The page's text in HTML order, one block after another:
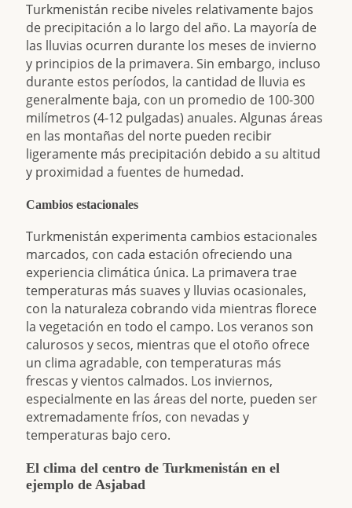
Turkmenistán recibe niveles relativamente bajos
de precipitación a lo largo del año. La mayoría de
las lluvias ocurren durante los meses de invierno
y principios de la primavera. Sin embargo, incluso
durante estos períodos, la cantidad de lluvia es
generalmente baja, con un promedio de 100-300
milímetros (4-12 pulgadas) anuales. Algunas áreas
en las montañas del norte pueden recibir
ligeramente más precipitación debido a su altitud
y proximidad a fuentes de humedad.
Cambios estacionales
Turkmenistán experimenta cambios estacionales
marcados, con cada estación ofreciendo una
experiencia climática única. La primavera trae
temperaturas más suaves y lluvias ocasionales,
con la naturaleza cobrando vida mientras florece
la vegetación en todo el campo. Los veranos son
calurosos y secos, mientras que el otoño ofrece
un clima agradable, con temperaturas más
frescas y vientos calmados. Los inviernos,
especialmente en las áreas del norte, pueden ser
extremadamente fríos, con nevadas y
temperaturas bajo cero.
El clima del centro de Turkmenistán en el
ejemplo de Asjabad